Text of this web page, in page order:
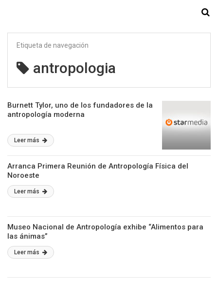
Etiqueta de navegación
antropologia
Burnett Tylor, uno de los fundadores de la
antropología moderna
Leer más
Arranca Primera Reunión de Antropología Física del
Noroeste
Leer más
Museo Nacional de Antropología exhibe “Alimentos para
las ánimas”
Leer más